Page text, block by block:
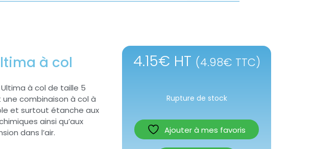
à col
à col de taille 5
une combinaison à col à
et surtout étanche aux
ainsi qu’aux
dans l’air.
4.15€ HT (4.98€ TTC)
Rupture de stock
Ajouter à mes favoris